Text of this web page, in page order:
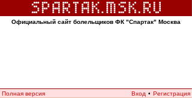
Официальный сайт болельщиков ФК "Спартак" Москва
Полная версия Вход • Регистрация